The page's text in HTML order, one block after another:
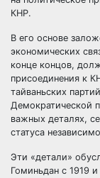
КНР.
В его основе
экономических
конце концов,
присоединения к
тайваньских
Демократической
важных деталях,
статуса
Эти «детали»
Гоминьдан с 1919